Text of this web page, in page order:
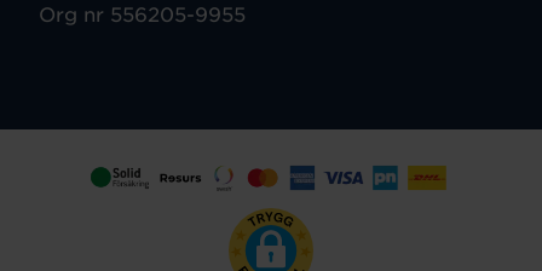
Org nr 556205-9955